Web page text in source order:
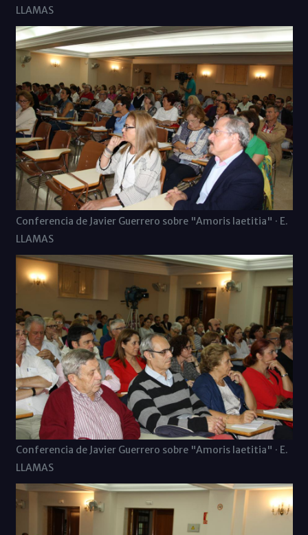
LLAMAS
Conferencia de Javier Guerrero sobre "Amoris laetitia" · E.
LLAMAS
Conferencia de Javier Guerrero sobre "Amoris laetitia" · E.
LLAMAS